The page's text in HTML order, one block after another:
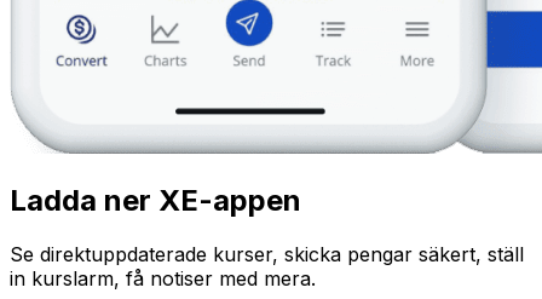
Ladda ner XE-appen
Se direktuppdaterade kurser, skicka pengar säkert, ställ
in kurslarm, få notiser med mera.